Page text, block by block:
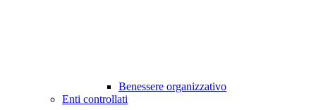
Benessere organizzativo
Enti controllati